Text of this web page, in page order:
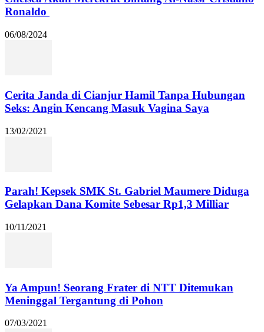
Ronaldo
06/08/2024
Cerita Janda di Cianjur Hamil Tanpa Hubungan
Seks: Angin Kencang Masuk Vagina Saya
13/02/2021
Parah! Kepsek SMK St. Gabriel Maumere Diduga
Gelapkan Dana Komite Sebesar Rp1,3 Milliar
10/11/2021
Ya Ampun! Seorang Frater di NTT Ditemukan
Meninggal Tergantung di Pohon
07/03/2021